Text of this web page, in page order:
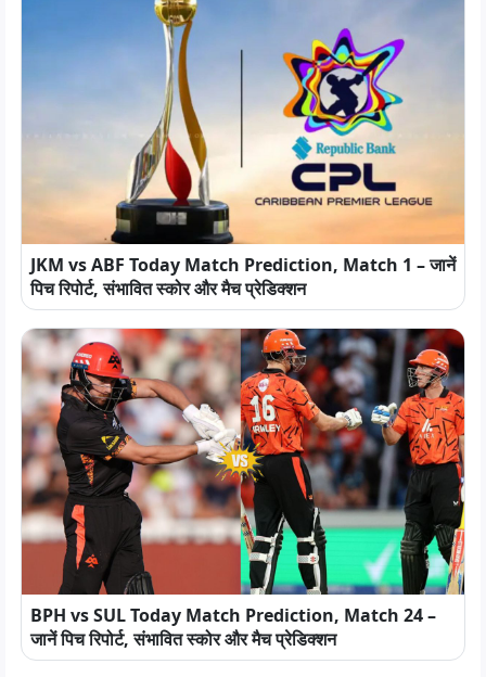
JKM vs ABF Today Match Prediction, Match 1 – जानें
पिच रिपोर्ट, संभावित स्कोर और मैच प्रेडिक्शन
BPH vs SUL Today Match Prediction, Match 24 –
जानें पिच रिपोर्ट, संभावित स्कोर और मैच प्रेडिक्शन